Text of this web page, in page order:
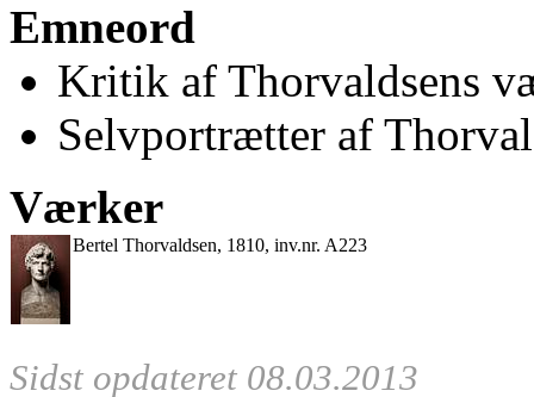
Emneord
Kritik af Thorvaldsens
Selvportrætter af
Værker
Bertel Thorvaldsen, 1810, inv.nr. A223
Sidst opdateret 08.03.2013